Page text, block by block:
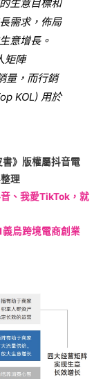
生意目標和
需求，佈局
意增長。
矩陣
量，而行銷
KOL) 用於
》版權屬抖音電
理
、我愛TikTok，就
烏跨境電商創業